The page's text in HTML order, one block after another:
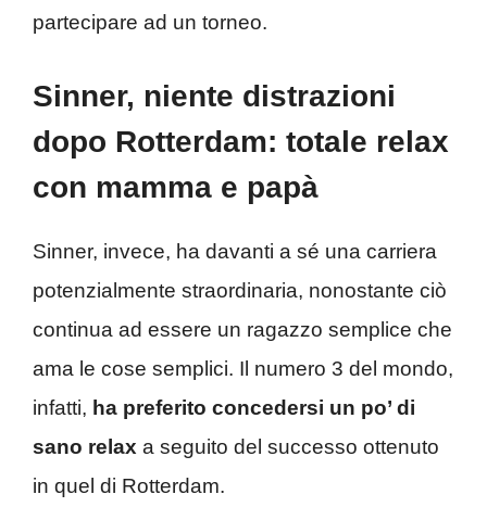
partecipare ad un torneo.
Sinner, niente distrazioni
dopo Rotterdam: totale relax
con mamma e papà
Sinner, invece, ha davanti a sé una carriera
potenzialmente straordinaria, nonostante ciò
continua ad essere un ragazzo semplice che
ama le cose semplici. Il numero 3 del mondo,
infatti, ha preferito concedersi un po’ di
sano relax a seguito del successo ottenuto
in quel di Rotterdam.